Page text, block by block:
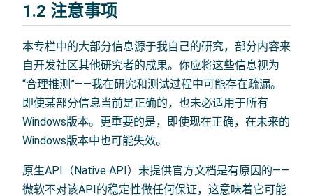
1.2 注意事项
本专栏中的大部分信息源于我自己的研究，部分内容来
自开发社区其他研究者的成果。你应将这些信息视为
“合理推测”——我在研究和测试过程中可能存在疏漏。
即使某部分信息当前是正确的，也未必适用于所有
Windows版本。更重要的是，即使现在正确，在未来的
Windows版本中也可能失效。
原生API（Native API）未提供官方文档是有原因的——
微软不对该API的稳定性做任何保证，这意味着它可能